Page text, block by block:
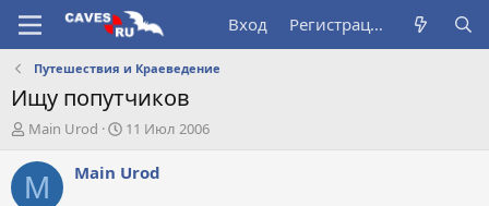
Вход Регистрация
Путешествия и Краеведение
Ищу попутчиков
А
т
о
Main Urod
Д
т
11 Июл 2006
M Main Urod